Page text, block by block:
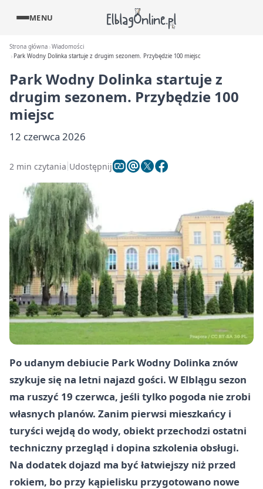
MENU
Strona główna Wiadomości
Park Wodny Dolinka startuje z drugim sezonem. Przybędzie 100 miejsc
Park Wodny Dolinka startuje z
drugim sezonem. Przybędzie 100
miejsc
12 czerwca 2026
2 min czytania Udostępnij
Po udanym debiucie Park Wodny Dolinka znów
szykuje się na letni najazd gości. W Elblągu sezon
ma ruszyć 19 czerwca, jeśli tylko pogoda nie zrobi
własnych planów. Zanim pierwsi mieszkańcy i
turyści wejdą do wody, obiekt przechodzi ostatni
techniczny przegląd i dopina szkolenia obsługi.
Na dodatek dojazd ma być łatwiejszy niż przed
rokiem, bo przy kąpielisku przygotowano nowe